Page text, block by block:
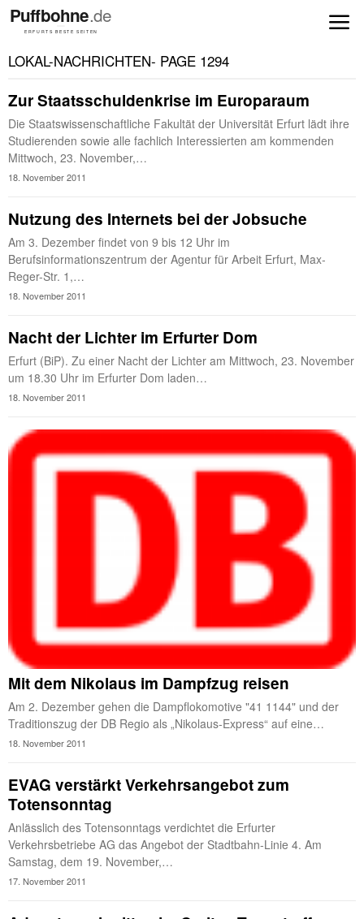
LOKAL-NACHRICHTEN- PAGE 1294
Zur Staatsschuldenkrise im Europaraum
Die Staatswissenschaftliche Fakultät der Universität Erfurt lädt ihre
Studierenden sowie alle fachlich Interessierten am kommenden
Mittwoch, 23. November,…
18. November 2011
Nutzung des Internets bei der Jobsuche
Am 3. Dezember findet von 9 bis 12 Uhr im
Berufsinformationszentrum der Agentur für Arbeit Erfurt, Max-
Reger-Str. 1,…
18. November 2011
Nacht der Lichter im Erfurter Dom
Erfurt (BiP). Zu einer Nacht der Lichter am Mittwoch, 23. November
um 18.30 Uhr im Erfurter Dom laden…
18. November 2011
Mit dem Nikolaus im Dampfzug reisen
Am 2. Dezember gehen die Dampflokomotive "41 1144" und der
Traditionszug der DB Regio als „Nikolaus-Express“ auf eine…
18. November 2011
EVAG verstärkt Verkehrsangebot zum
Totensonntag
Anlässlich des Totensonntags verdichtet die Erfurter
Verkehrsbetriebe AG das Angebot der Stadtbahn-Linie 4. Am
Samstag, dem 19. November,…
17. November 2011